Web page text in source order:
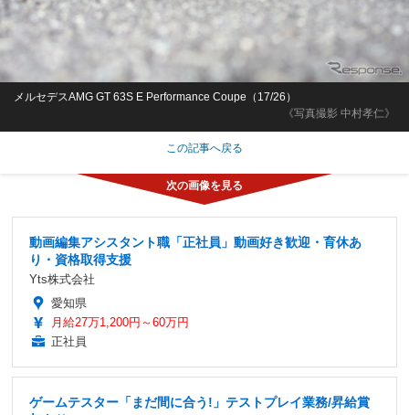
《写真撮影 中村孝仁》
メルセデスAMG GT 63S E Performance Coupe（17/26）
この記事へ戻る
動画編集アシスタント職「正社員」動画好き歓迎・育休あ
り・資格取得支援
Yts株式会社
愛知県
月給27万1,200円～60万円
正社員
ゲームテスター「まだ間に合う!」テストプレイ業務/昇給賞